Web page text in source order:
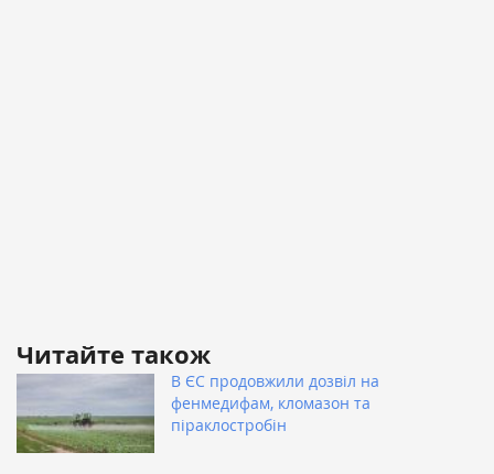
Читайте також
В ЄС продовжили дозвіл на
фенмедифам, кломазон та
піраклостробін